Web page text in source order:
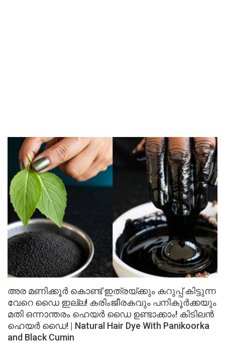
അര മണിക്കൂർ കൊണ്ട് ഇത്രയ്ക്കും കറുപ്പ് കിട്ടുന്ന
വേറെ ഡൈ ഇല്ല! കരിംജീരകവും പനികൂർക്കയും
മതി ഒന്നാന്തരം ഹെയർ ഡൈ ഉണ്ടാക്കാം! കിടിലൻ
ഹെയർ ഡൈ! | Natural Hair Dye With Panikoorka
and Black Cumin